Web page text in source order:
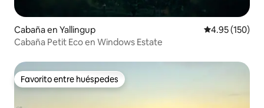
Cabaña en Yallingup Calificación
4.95 (150)
Cabaña Petit Eco en Windows Estate
Favorito entre huéspedes
Favorito entre huéspedes